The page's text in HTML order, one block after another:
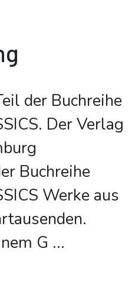
der Buchreihe
Der Verlag
Buchreihe
Werke aus
G ...